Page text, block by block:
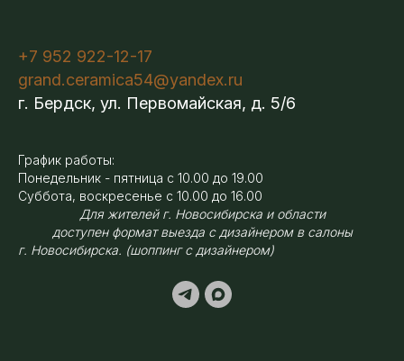
+7 952 922-12-17
grand.ceramica54@yandex.ru
г. Бердск, ул. Первомайская, д. 5/6
График работы:
Понедельник - пятница с 10.00 до 19.00
Суббота, воскресенье с 10.00 до 16.00
Для жителей г. Новосибирска и области
доступен формат выезда с дизайнером в салоны
г. Новосибирска. (шоппинг с дизайнером)